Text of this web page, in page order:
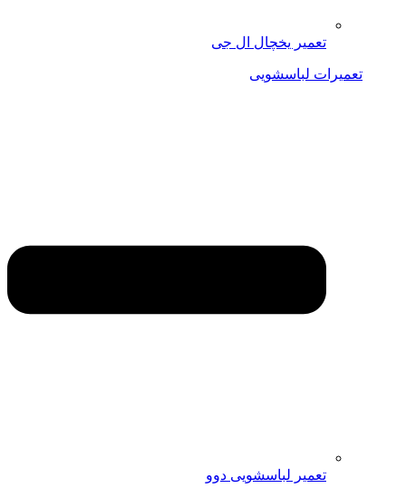
تعمیر یخچال ال جی
تعمیرات لباسشویی
تعمیر لباسشویی دوو